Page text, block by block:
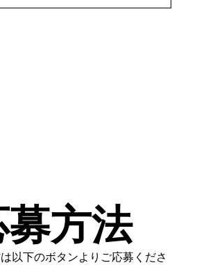
募方法
以下のボタンよりご応募くださ